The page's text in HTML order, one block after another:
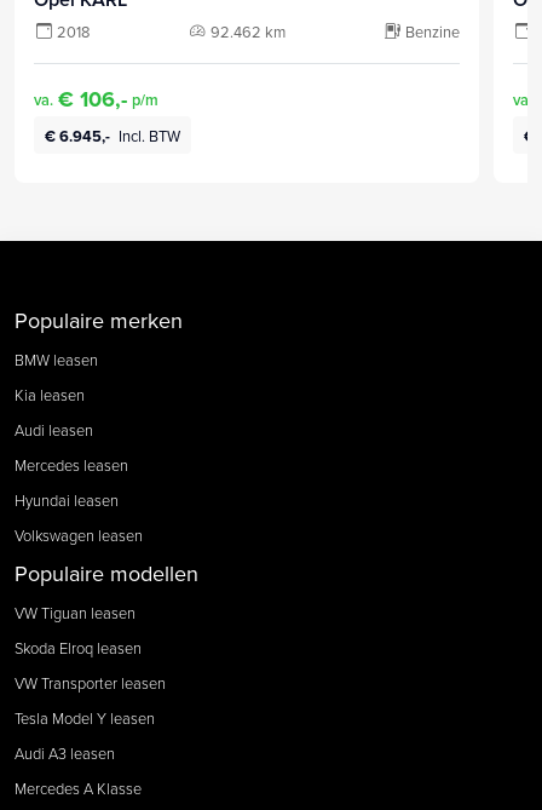
2018 92.462 km Benzine
va. € 106,- p/m
€ 6.945,- Incl. BTW
va.
€
Populaire merken
BMW leasen
Kia leasen
Audi leasen
Mercedes leasen
Hyundai leasen
Volkswagen leasen
Populaire modellen
VW Tiguan leasen
Skoda Elroq leasen
VW Transporter leasen
Tesla Model Y leasen
Audi A3 leasen
Mercedes A Klasse